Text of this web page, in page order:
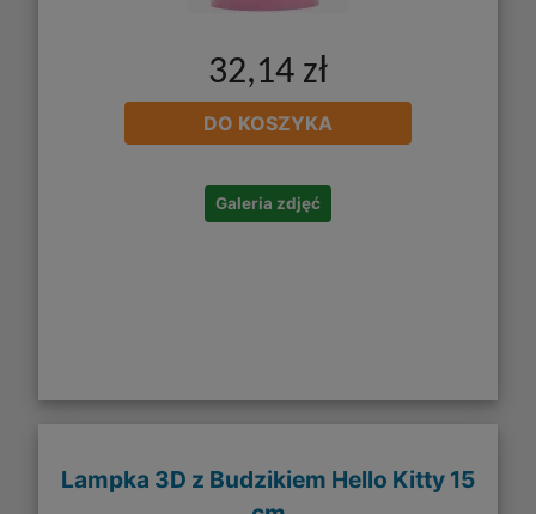
32,14 zł
DO KOSZYKA
Galeria zdjęć
Lampka 3D z Budzikiem Hello Kitty 15